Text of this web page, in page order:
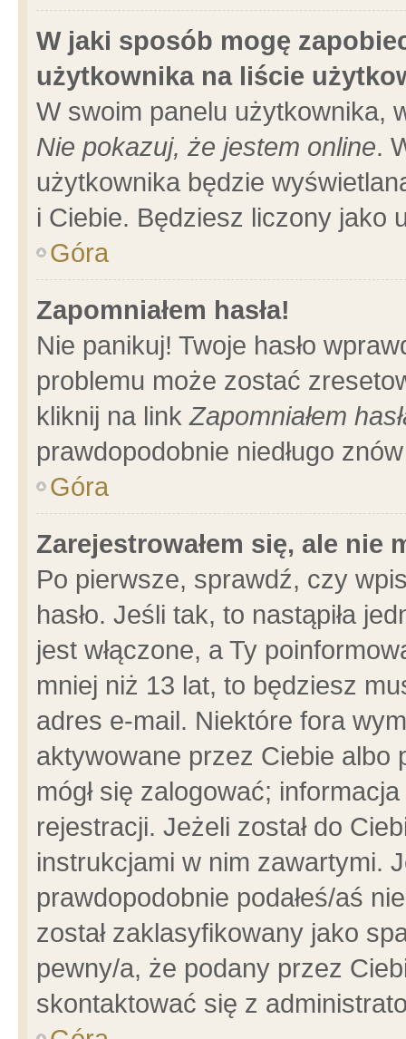
W jaki sposób mogę
użytkownika na liście
W swoim panelu użytkownika,
Nie pokazuj, że jestem online.
użytkownika będzie
i Ciebie. Będziesz liczony jako
Góra
Zapomniałem hasła!
Nie panikuj! Twoje hasło
problemu może zostać
kliknij na linkZapomniałem
prawdopodobnie niedługo
Góra
Zarejestrowałem się, ale nie
Po pierwsze, sprawdź, czy
hasło. Jeśli tak, to nastąpiła
jest włączone, a Ty
mniej niż 13 lat, to będziesz
adres e-mail. Niektóre fora
aktywowane przez Ciebie albo
mógł się zalogować;
rejestracji. Jeżeli został do
instrukcjami w nim zawartymi.
prawdopodobnie podałeś/aś
został zaklasyfikowany jako
pewny/a, że podany przez
skontaktować się z